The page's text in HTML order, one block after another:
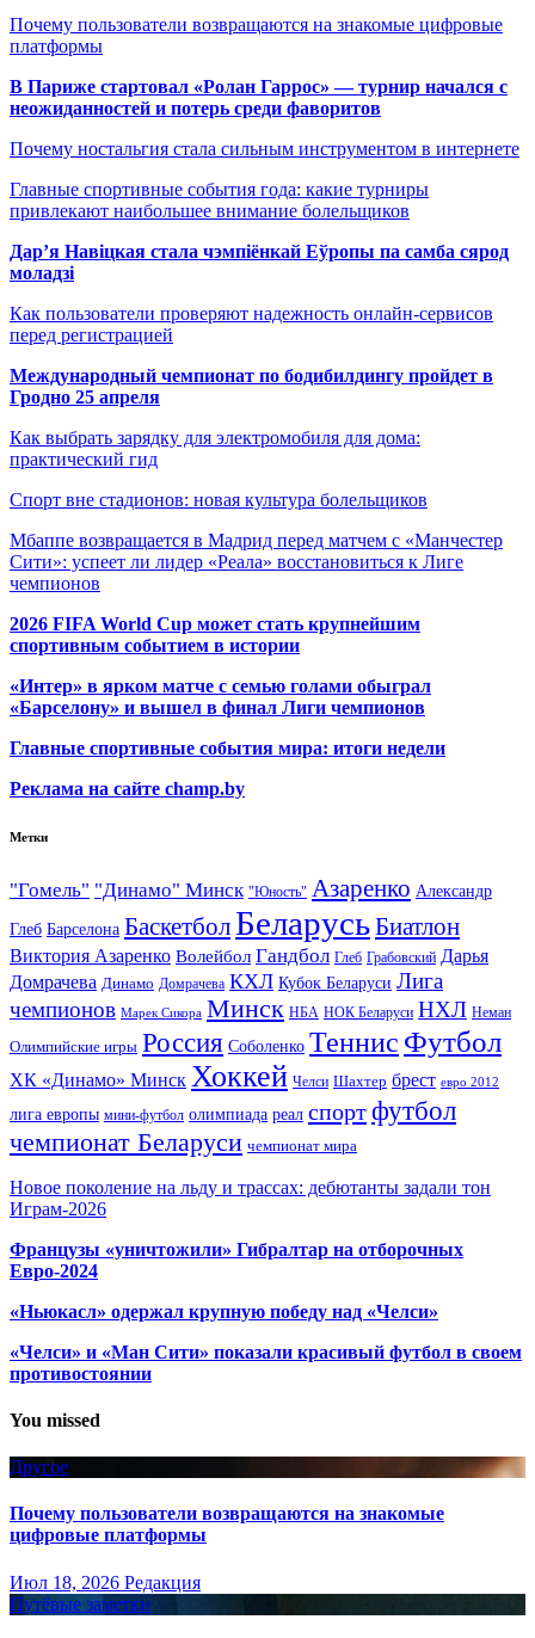
Почему пользователи возвращаются на знакомые цифровые
платформы
В Париже стартовал «Ролан Гаррос» — турнир начался с
неожиданностей и потерь среди фаворитов
Почему ностальгия стала сильным инструментом в интернете
Главные спортивные события года: какие турниры
привлекают наибольшее внимание болельщиков
Дар’я Навіцкая стала чэмпіёнкай Еўропы па самба сярод
моладзі
Как пользователи проверяют надежность онлайн-сервисов
перед регистрацией
Международный чемпионат по бодибилдингу пройдет в
Гродно 25 апреля
Как выбрать зарядку для электромобиля для дома:
практический гид
Спорт вне стадионов: новая культура болельщиков
Мбаппе возвращается в Мадрид перед матчем с «Манчестер
Сити»: успеет ли лидер «Реала» восстановиться к Лиге
чемпионов
2026 FIFA World Cup может стать крупнейшим
спортивным событием в истории
«Интер» в ярком матче с семью голами обыграл
«Барселону» и вышел в финал Лиги чемпионов
Главные спортивные события мира: итоги недели
Реклама на сайте champ.by
Метки
"Гомель" "Динамо" Минск "Юность" Азаренко Александр
Глеб Барселона Баскетбол БеларусьБиатлон
Виктория Азаренко Волейбол Гандбол Глеб Грабовский Дарья
Домрачева Динамо Домрачева КХЛ Кубок Беларуси Лига
чемпионов Марек Сикора Минск НБА НОК Беларуси НХЛ Неман
Олимпийские игры Россия Соболенко Теннис Футбол
ХК «Динамо» Минск Хоккей Челси Шахтер брест евро 2012
лига европы мини-футбол олимпиада реал спортфутбол
чемпионат Беларуси чемпионат мира
Новое поколение на льду и трассах: дебютанты задали тон
Играм-2026
Французы «уничтожили» Гибралтар на отборочных
Евро-2024
«Ньюкасл» одержал крупную победу над «Челси»
«Челси» и «Ман Сити» показали красивый футбол в своем
противостоянии
You missed
Другое
Почему пользователи возвращаются на знакомые
цифровые платформы
Июл 18, 2026 Редакция
Путёвые заметки